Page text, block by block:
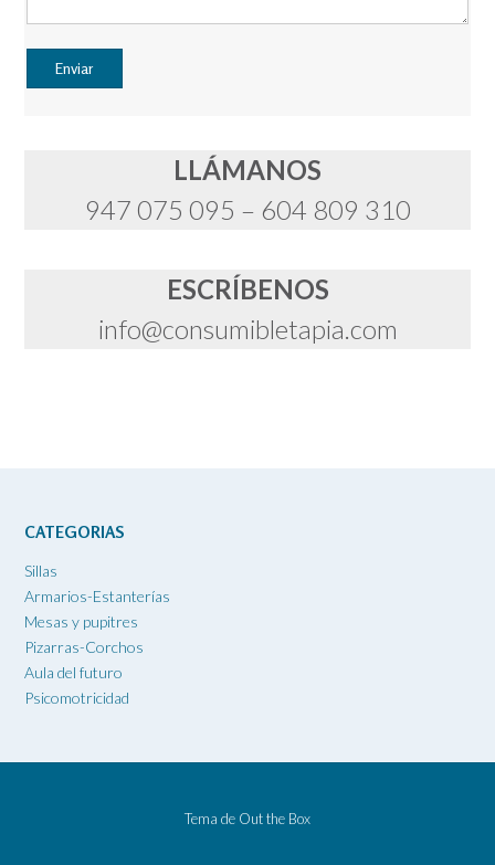
LLÁMANOS
947 075 095 – 604 809 310
ESCRÍBENOS
info@consumibletapia.com
CATEGORIAS
Sillas
Armarios-Estanterías
Mesas y pupitres
Pizarras-Corchos
Aula del futuro
Psicomotricidad
Tema de Out the Box